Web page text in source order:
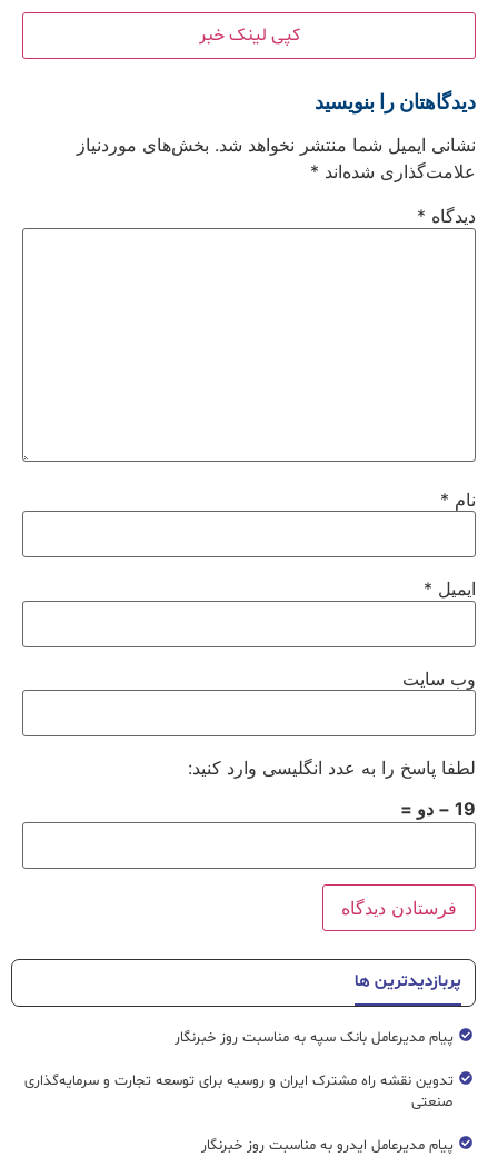
کپی لینک خبر
دیدگاهتان را بنویسید
نشانی ایمیل شما منتشر نخواهد شد. بخش‌های موردنیاز
علامت‌گذاری شده‌اند *
دیدگاه *
نام *
ایمیل *
وب‌ سایت
لطفا پاسخ را به عدد انگلیسی وارد کنید:
19 − دو =
پربازدیدترین ها
پیام مدیرعامل بانک سپه به مناسبت روز خبرنگار
تدوین نقشه راه مشترک ایران و روسیه برای توسعه تجارت و سرمایه‌گذاری
صنعتی
پیام مدیرعامل ایدرو به مناسبت روز خبرنگار